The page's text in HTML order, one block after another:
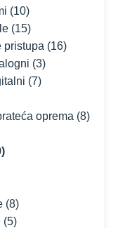
(10)
(15)
pristupa (16)
(3)
(7)
oprema (8)
(8)
(5)